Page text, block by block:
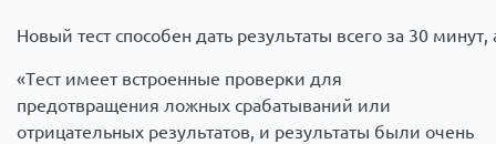
Новый тест способен дать результаты всего за 30
«Тест имеет встроенные проверки для
предотвращения ложных срабатываний или
отрицательных результатов, и результаты были очень